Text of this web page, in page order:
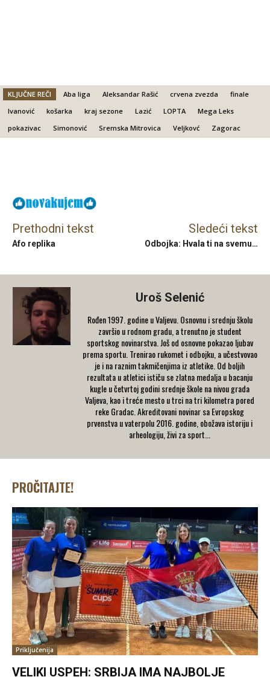
KLJUČNE REČI Aba liga Aleksandar Rašić crvena zvezda
finale
Ivanović
košarka kraj sezone Lazić LOPTA
Mega Leks
pokazivac
Simonović Sremska Mitrovica Veljkovć Zagorac
Prethodni tekst
Afo replika
Sledeći tekst
Odbojka: Hvala ti na svemu…
Uroš Selenić
Rođen 1997. godine u Valjevu. Osnovnu i srednju školu
završio u rodnom gradu, a trenutno je student
sportskog novinarstva. Još od osnovne pokazao ljubav
prema sportu. Trenirao rukomet i odbojku, a učestvovao
je i na raznim takmičenjima iz atletike. Od boljih
rezultata u atletici ističu se zlatna medalja u bacanju
kugle u četvrtoj godini srednje škole na nivou grada
Valjeva, kao i treće mesto u trci na tri kilometra pored
reke Gradac. Akreditovani novinar sa Evropskog
prvenstva u vaterpolu 2016. godine, obožava istoriju i
arheologiju, živi za sport...
PROČITAJTE!
Priključenija
VELIKI USPEH: SRBIJA IMA NAJBOLJE